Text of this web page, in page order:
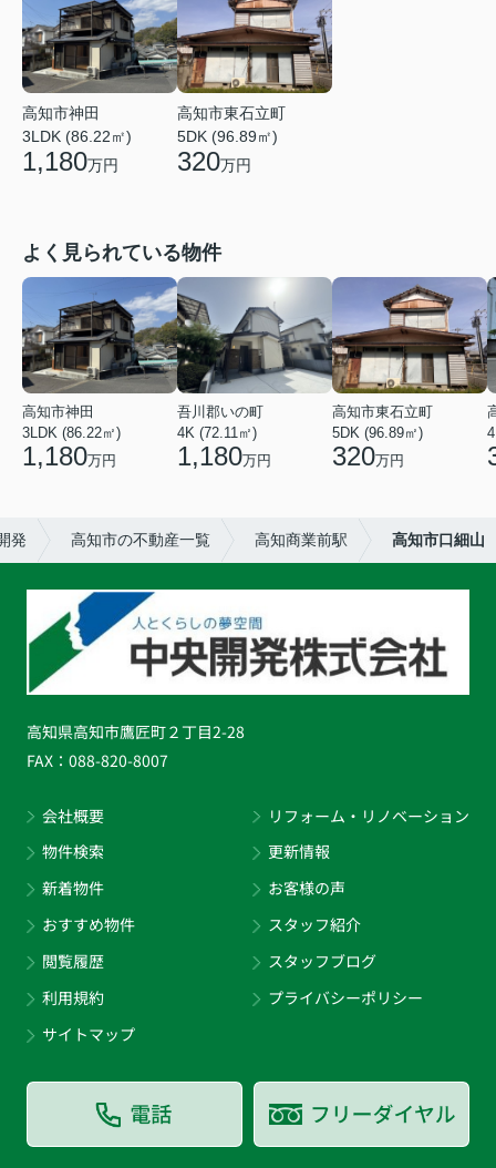
高知市神田
3LDK (86.22㎡)
1,180万円
高知市東石立町
5DK (96.89㎡)
320万円
よく見られている物件
高知市神田
3LDK (86.22㎡)
1,180万円
吾川郡いの町
4K (72.11㎡)
1,180万円
高知市東石立町
5DK (96.89㎡)
320万円
発 高知市の不動産一覧 高知商業前駅 高知市口細山
高知県高知市鷹匠町２丁目2-28
FAX： 088-820-8007
会社概要
物件検索
新着物件
おすすめ物件
閲覧履歴
利用規約
サイトマップ
リフォーム・リノベーション
更新情報
お客様の声
スタッフ紹介
スタッフブログ
プライバシーポリシー